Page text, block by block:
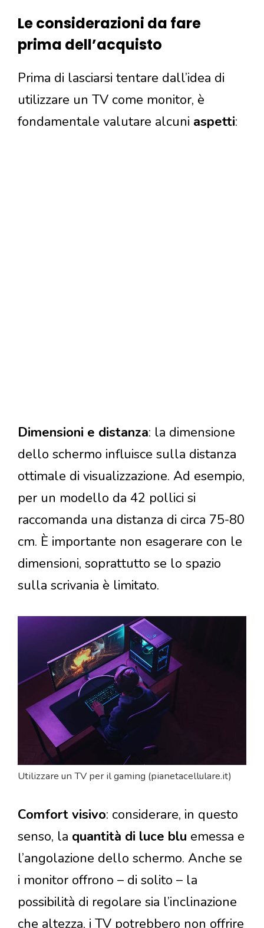
Le considerazioni da fare
prima dell’acquisto
Prima di lasciarsi tentare dall’idea di
utilizzare un TV come monitor, è
fondamentale valutare alcuni aspetti:
Dimensioni e distanza: la dimensione
dello schermo influisce sulla distanza
ottimale di visualizzazione. Ad esempio,
per un modello da 42 pollici si
raccomanda una distanza di circa 75-80
cm. È importante non esagerare con le
dimensioni, soprattutto se lo spazio
sulla scrivania è limitato.
Utilizzare un TV per il gaming (pianetacellulare.it)
Comfort visivo: considerare, in questo
senso, la quantità di luce blu emessa e
l’angolazione dello schermo. Anche se
i monitor offrono – di solito – la
possibilità di regolare sia l’inclinazione
che altezza, i TV potrebbero non offrire